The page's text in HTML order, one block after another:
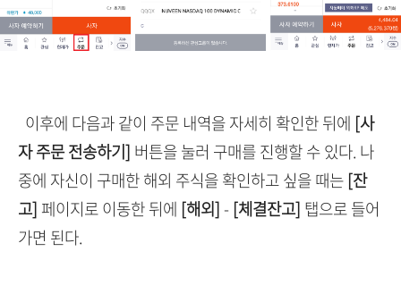
이후에 다음과 같이 주문 내역을 자세히 확인한 뒤에 [사
자 주문 전송하기] 버튼을 눌러 구매를 진행할 수 있다. 나
중에 자신이 구매한 해외 주식을 확인하고 싶을 때는 [잔
고] 페이지로 이동한 뒤에 [해외] - [체결잔고] 탭으로 들어
가면 된다.